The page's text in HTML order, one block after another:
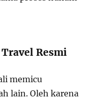
Resmi
memicu
lain. Oleh karena